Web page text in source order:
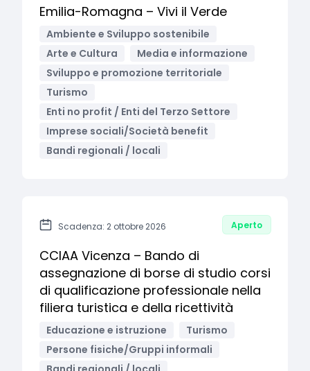
Emilia-Romagna – Vivi il Verde
Ambiente e Sviluppo sostenibile
Arte e Cultura
Media e informazione
Sviluppo e promozione territoriale
Turismo
Enti no profit / Enti del Terzo Settore
Imprese sociali/Società benefit
Bandi regionali / locali
Scadenza: 2 ottobre 2026 Aperto
CCIAA Vicenza – Bando di
assegnazione di borse di studio corsi
di qualificazione professionale nella
filiera turistica e della ricettività
Educazione e istruzione
Turismo
Persone fisiche/Gruppi informali